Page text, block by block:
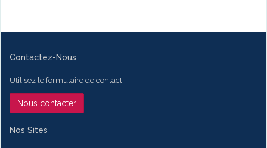
Contactez-Nous
Utilisez le formulaire de contact
Nous contacter
Nos Sites